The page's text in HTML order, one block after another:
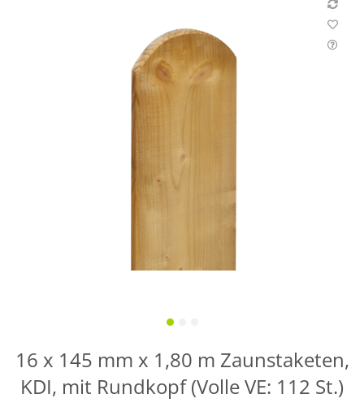
16 x 145 mm x 1,80 m Zaunstaketen,
KDI, mit Rundkopf (Volle VE: 112 St.)